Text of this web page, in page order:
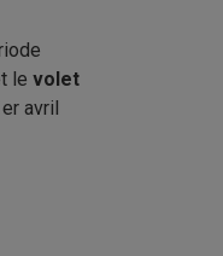
le volet
avril